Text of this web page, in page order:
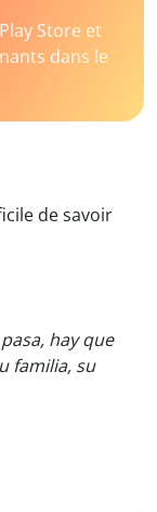
Store et
dans le
de savoir
hay que
familia, su